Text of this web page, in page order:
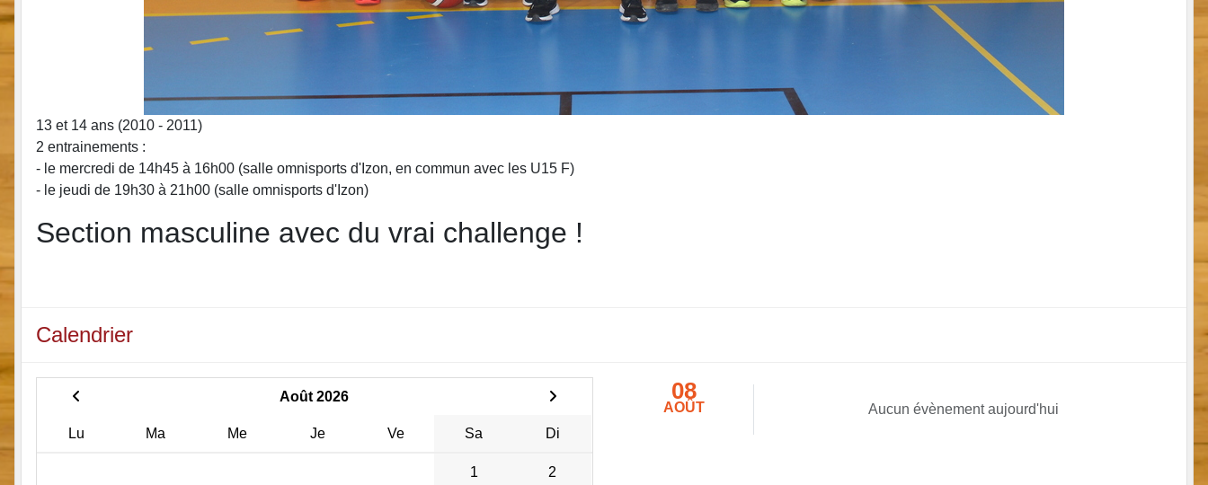
13 et 14 ans (2010 - 2011)
2 entrainements :
- le mercredi de 14h45 à 16h00 (salle omnisports d'Izon, en commun avec les U15 F)
- le jeudi de 19h30 à 21h00 (salle omnisports d'Izon)
Section masculine avec du vrai challenge !
Calendrier
Août 2026
Lu Ma Me Je Ve Sa Di
1 2
08
AOÛT Aucun évènement aujourd'hui